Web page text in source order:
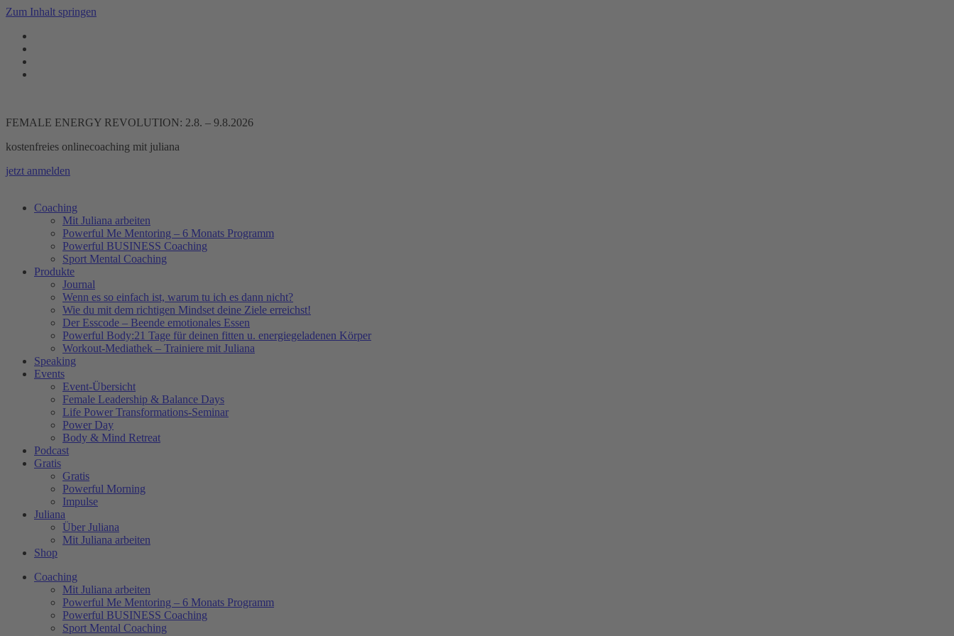
Zum Inhalt springen
FEMALE ENERGY REVOLUTION: 2.8. – 9.8.2026
kostenfreies onlinecoaching mit juliana
jetzt anmelden
Coaching
Mit Juliana arbeiten
Powerful Me Mentoring – 6 Monats Programm
Powerful BUSINESS Coaching
Sport Mental Coaching
Produkte
Journal
Wenn es so einfach ist, warum tu ich es dann nicht?
Wie du mit dem richtigen Mindset deine Ziele erreichst!
Der Esscode – Beende emotionales Essen
Powerful Body:21 Tage für deinen fitten u. energiegeladenen Körper
Workout-Mediathek – Trainiere mit Juliana
Speaking
Events
Event-Übersicht
Female Leadership & Balance Days
Life Power Transformations-Seminar
Power Day
Body & Mind Retreat
Podcast
Gratis
Gratis
Powerful Morning
Impulse
Juliana
Über Juliana
Mit Juliana arbeiten
Shop
Coaching
Mit Juliana arbeiten
Powerful Me Mentoring – 6 Monats Programm
Powerful BUSINESS Coaching
Sport Mental Coaching